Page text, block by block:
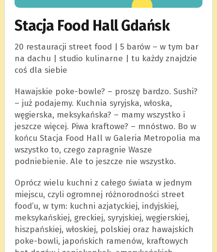
Stacja Food Hall Gdańsk
20 restauracji street food | 5 barów – w tym bar
na dachu | studio kulinarne | tu każdy znajdzie
coś dla siebie
Hawajskie poke-bowle? – proszę bardzo. Sushi?
– już podajemy. Kuchnia syryjska, włoska,
węgierska, meksykańska? – mamy wszystko i
jeszcze więcej. Piwa kraftowe? – mnóstwo. Bo w
końcu Stacja Food Hall w Galeria Metropolia ma
wszystko to, czego zapragnie Wasze
podniebienie. Ale to jeszcze nie wszystko.
Oprócz wielu kuchni z całego świata w jednym
miejscu, czyli ogromnej różnorodności street
food’u, w tym: kuchni azjatyckiej, indyjskiej,
meksykańskiej, greckiej, syryjskiej, węgierskiej,
hiszpańskiej, włoskiej, polskiej oraz hawajskich
poke-bowli, japońskich ramenów, kraftowych